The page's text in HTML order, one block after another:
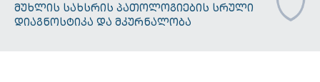
ᲛᲣᲮᲚᲘᲡ ᲡᲐᲮᲡᲠᲘᲡ ᲞᲐᲗᲝᲚᲝᲒᲘᲔᲑᲘᲡ ᲡᲠᲣᲚᲘ
ᲓᲘᲐᲒᲜᲝᲡᲢᲘᲙᲐ ᲓᲐ ᲛᲙᲣᲠᲜᲐᲚᲝᲑᲐ